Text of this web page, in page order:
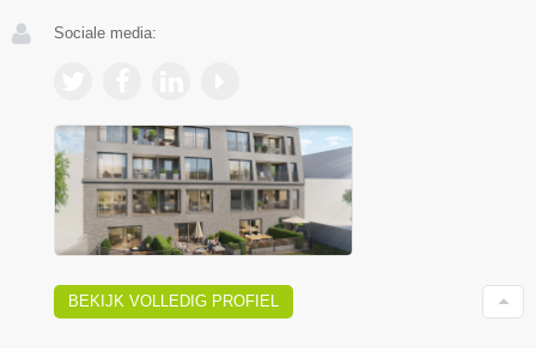
Sociale media:
BEKIJK VOLLEDIG PROFIEL